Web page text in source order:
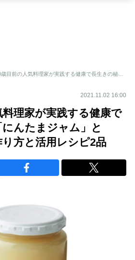
80歳目前の人気料理家が実践する健康で長生きの秘訣「にんたまジャム」とは？ 簡単な作り方と活用レシピ2品
2021.11.02 16:00
理家が実践する健康で
んたまジャム」と
方と活用レシピ2品